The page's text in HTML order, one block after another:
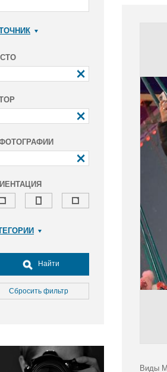
Досуг, туризм и отдых
Культура
Медицина
Окружающая среда
Политика
Найти
Сбросить фильтр
Виды